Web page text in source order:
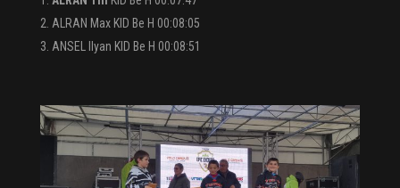
ALRAN Max KID Be H 00:08:05
ANSEL Ilyan KID Be H 00:08:51